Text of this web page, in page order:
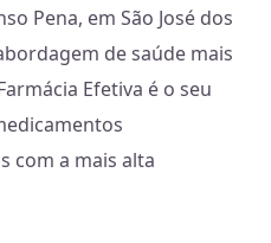
Pena, em São José dos
de saúde mais
Efetiva é o seu
com a mais alta